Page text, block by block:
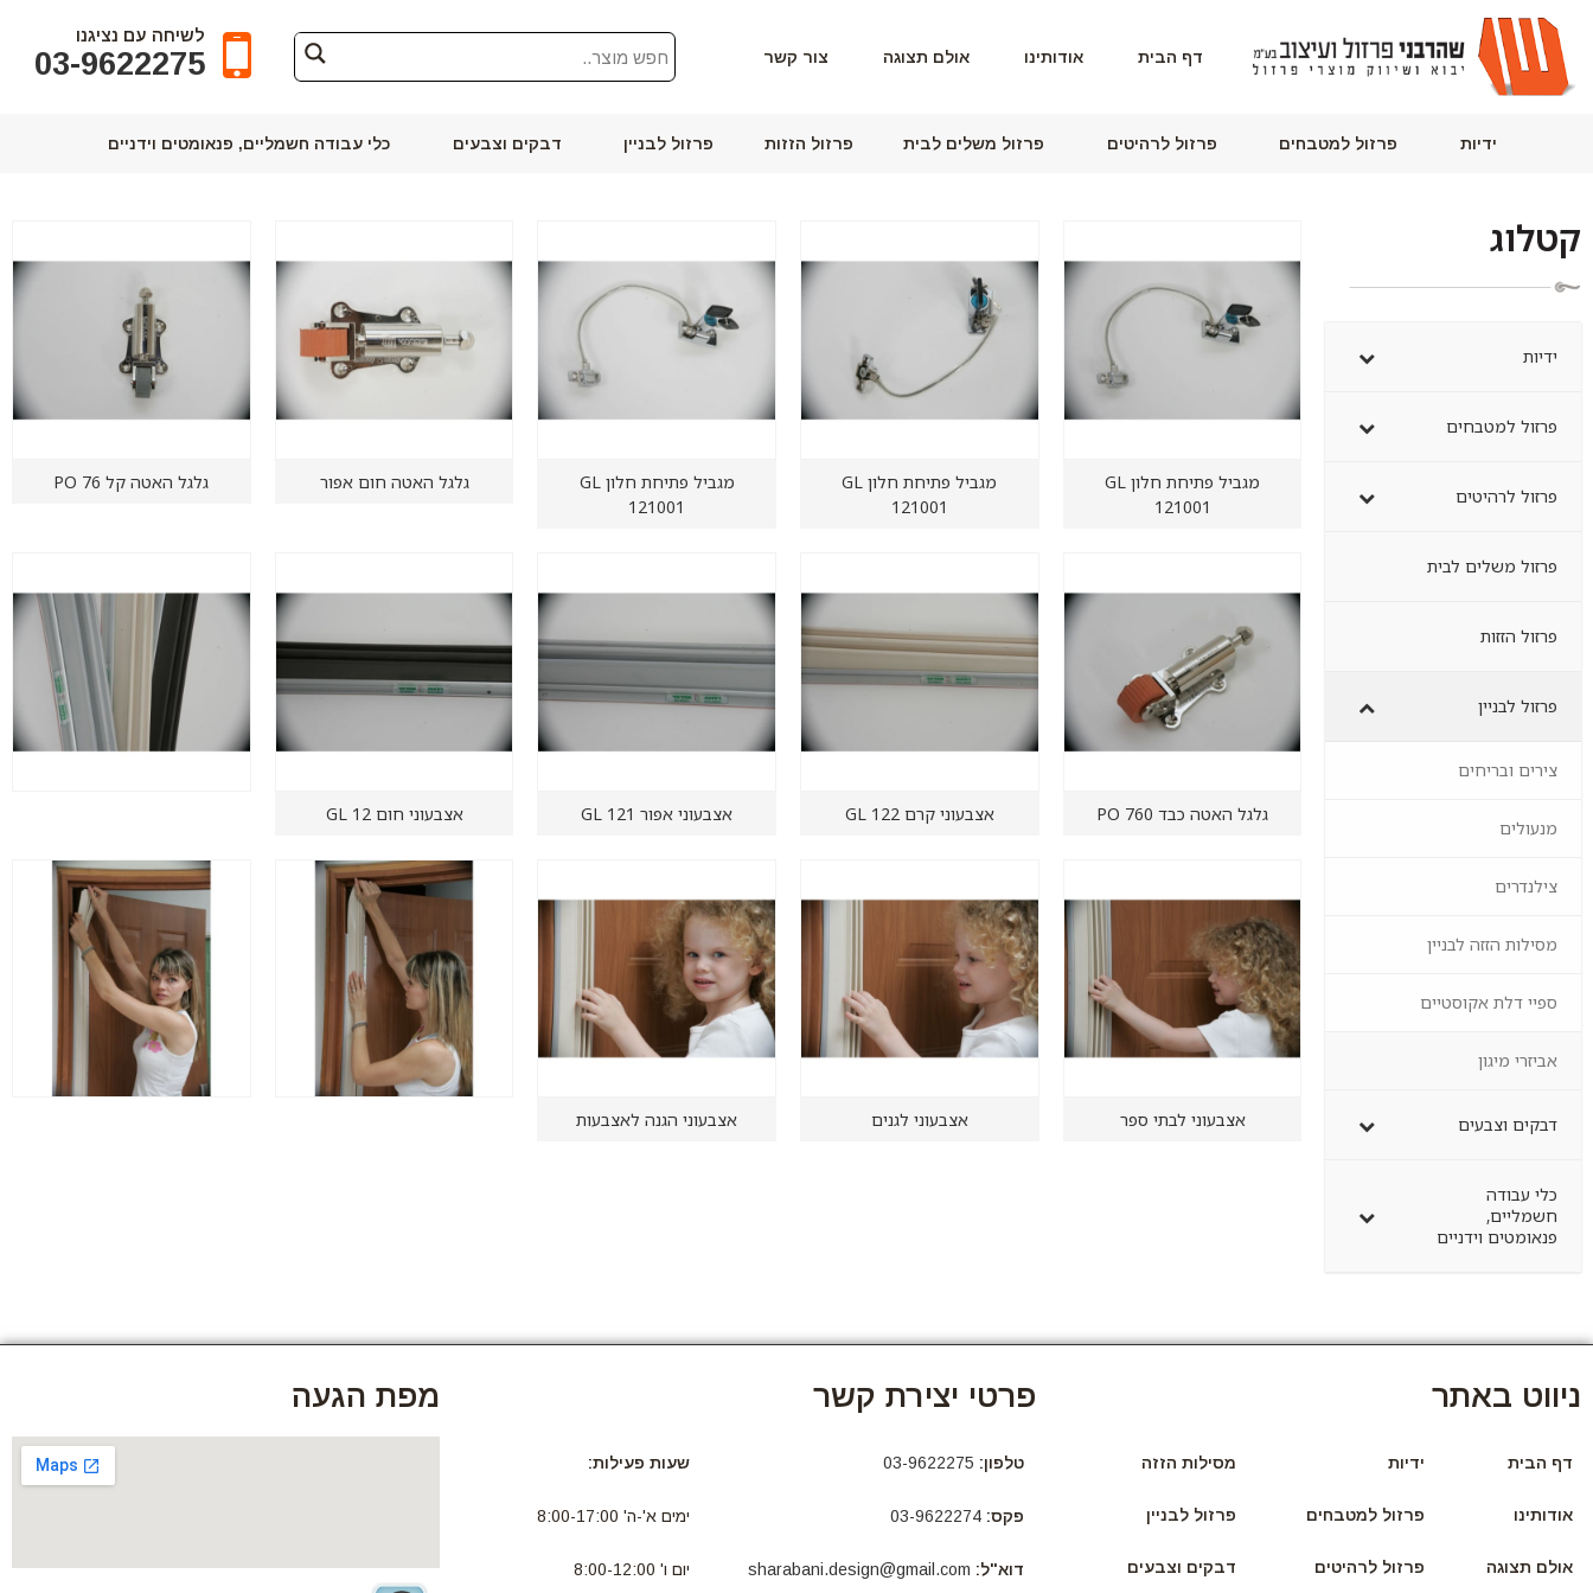
דף הבית אודותינו אולם תצוגה צור קשר
לשיחה עם נציגנו
03-9622275
ידיות פרזול למטבחים פרזול לרהיטים פרזול משלים לבית פרזול הזזות פרזול לבניין דבקים וצבעים כלי עבודה חשמליים, פנאומטים וידניים
קטלוג
ידיות
פרזול למטבחים
פרזול לרהיטים
פרזול משלים לבית
פרזול הזזות
פרזול לבניין
צירים ובריחים
מנעולים
צילנדרים
מסילות הזזה לבניין
ספיי דלת אקוסטיים
אביזרי מיגון
דבקים וצבעים
כלי עבודה
חשמליים,
פנאומטים וידניים
מגביל פתיחת חלון GL
121001
מגביל פתיחת חלון GL
121001
מגביל פתיחת חלון GL
121001
גלגל האטה חום אפור גלגל האטה קל PO 76
גלגל האטה כבד PO 760 אצבעוני קרם GL 122 אצבעוני אפור GL 121 אצבעוני חום GL 12
אצבעוני לבתי ספר אצבעוני לגנים אצבעוני הגנה לאצבעות
ניווט באתר
דף הבית
אודותינו
אולם תצוגה
ידיות
פרזול למטבחים
פרזול לרהיטים
מסילות הזזה
פרזול לבניין
דבקים וצבעים
פרטי יצירת קשר
טלפון: 03-9622275
פקס: 03-9622274
דוא"ל: sharabani.design@gmail.com
שעות פעילות:
ימים א'-ה' 8:00-17:00
יום ו' 8:00-12:00
מפת הגעה